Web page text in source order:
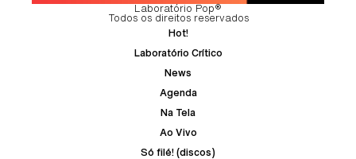
Laboratório Pop®
Todos os direitos reservados
Hot!
Laboratório Crítico
News
Agenda
Na Tela
Ao Vivo
Só filé! (discos)